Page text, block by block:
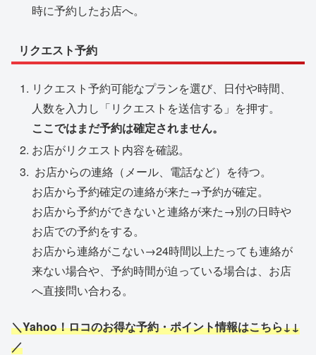
時に予約したお店へ。
リクエスト予約
リクエスト予約可能なプランを選び、日付や時間、
人数を入力し「リクエストを送信する」を押す。
ここではまだ予約は確定されません。
お店がリクエスト内容を確認。
お店からの連絡（メール、電話など）を待つ。
お店から予約確定の連絡が来た→予約が確定。
お店から予約ができないと連絡が来た→別の日時や
お店での予約をする。
お店から連絡がこない→24時間以上たっても連絡が
来ない場合や、予約時間が迫っている場合は、お店
へ直接問い合わる。
＼Yahoo！ロコのお得な予約・ポイント情報はこちら↓↓
／